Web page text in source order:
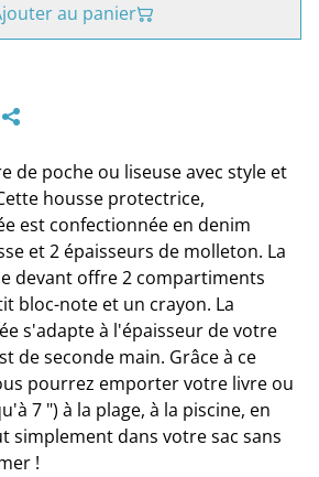
au panier
de poche ou liseuse avec style et
housse protectrice,
est confectionnée en denim
et 2 épaisseurs de molleton. La
devant offre 2 compartiments
bloc-note et un crayon. La
s'adapte à l'épaisseur de votre
de seconde main. Grâce à ce
pourrez emporter votre livre ou
7 ") à la plage, à la piscine, en
simplement dans votre sac sans
!